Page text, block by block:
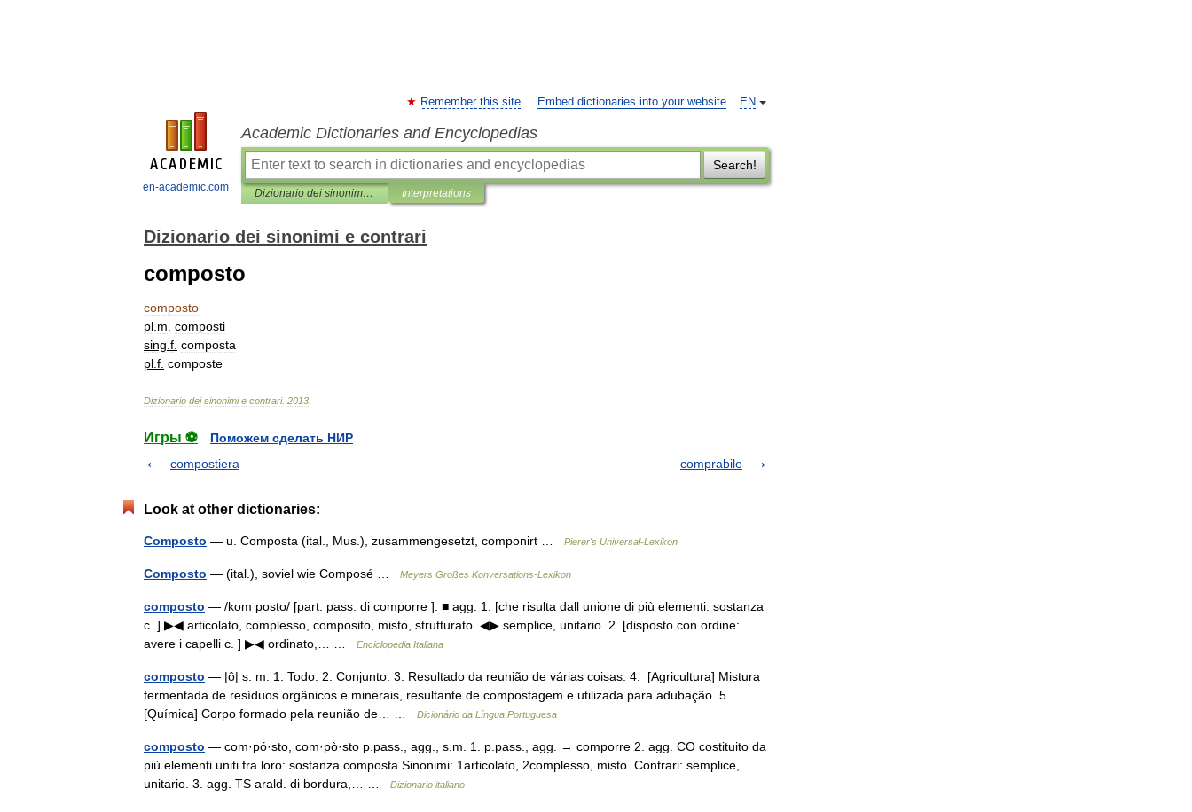
en-academic.com
EN
Remember this site Embed dictionaries into your website
Academic Dictionaries and Encyclopedias
Search!
Dizionario dei sinonimi e contrari Interpretations
Dizionario dei sinonimi e contrari
composto
composto
pl m composti
sing f composta
pl f composte
Dizionario dei sinonimi e contrari. 2013
Игры ⚽
Поможем сделать НИР
compostiera
comprabile
Look at other dictionaries:
Composto — u. Composta (ital., Mus.), zusammengesetzt, componirt … Pierer's Universal-Lexikon
Composto — (ital.), soviel wie Composé … Meyers Großes Konversations-Lexikon
composto — /kom posto/ [part. pass. di comporre ]. ■ agg. 1. [che risulta dall unione di più elementi: sostanza
c. ] ▶◀ articolato, complesso, composito, misto, strutturato. ◀▶ semplice, unitario. 2. [disposto con ordine:
avere i capelli c. ] ▶◀ ordinato,… …
Enciclopedia Italiana
composto — |ô| s. m. 1. Todo. 2. Conjunto. 3. Resultado da reunião de várias coisas. 4. [Agricultura] Mistura
fermentada de resíduos orgânicos e minerais, resultante de compostagem e utilizada para adubação. 5.
[Química] Corpo formado pela reunião de… …
Dicionário da Língua Portuguesa
composto — com·pó·sto, com·pò·sto p.pass., agg., s.m. 1. p.pass., agg. → comporre 2. agg. CO costituito da
più elementi uniti fra loro: sostanza composta Sinonimi: 1articolato, 2complesso, misto. Contrari: semplice,
unitario. 3. agg. TS arald. di bordura,… …
Dizionario italiano